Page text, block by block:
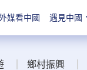
媒看中國 遇見中國
鄉村振興